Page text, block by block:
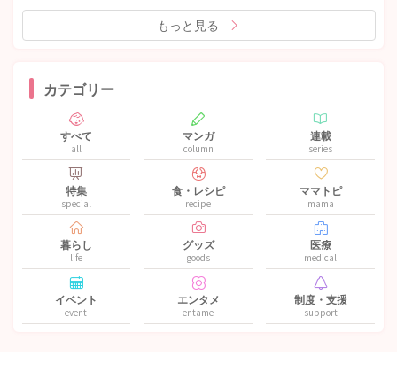
もっと見る
カテゴリー
すべて
all
マンガ
column
連載
series
特集
special
食・レシピ
recipe
ママトピ
mama
暮らし
life
グッズ
goods
医療
medical
イベント
event
エンタメ
entame
制度・支援
support